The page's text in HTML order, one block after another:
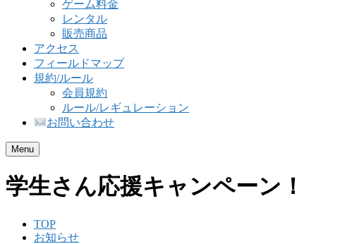
ゲーム料金
レンタル
販売商品
アクセス
フィールドマップ
規約/ルール
会員規約
ルール/レギュレーション
お問い合わせ
Menu
学生さん応援キャンペーン！
TOP
お知らせ